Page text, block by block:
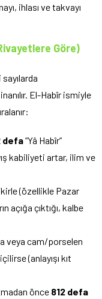
ihlası ve takvayı
Göre)
El-Habîr ismiyle
defa“Yâ Habîr”
kabiliyeti artar, ilim ve
(özellikle Pazar
açığa çıktığı, kalbe
veya cam/porselen
(anlayışı kıt
önce 812 defa